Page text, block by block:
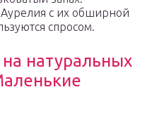
Аурелия с их обширной
спросом.
натуральных